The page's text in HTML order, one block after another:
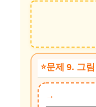
문제 9. 그